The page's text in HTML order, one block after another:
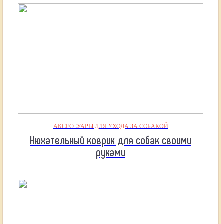
АКСЕССУАРЫ ДЛЯ УХОДА ЗА СОБАКОЙ
Нюхательный коврик для собак своими
руками